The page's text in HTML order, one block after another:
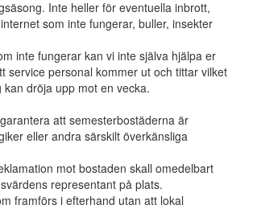
Inte heller för eventuella inbrott,
som inte fungerar, buller, insekter
inte fungerar kan vi inte själva hjälpa er
service personal kommer ut och tittar vilket
kan dröja upp mot en vecka.
att semesterbostäderna är
eller andra särskilt överkänsliga
mot bostaden skall omedelbart
representant på plats.
framförs i efterhand utan att lokal